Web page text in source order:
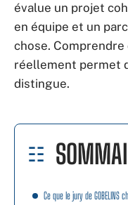
évalue un projet
en équipe et un
chose. Comprendre
réellement permet
distingue.
Ce que le jury de